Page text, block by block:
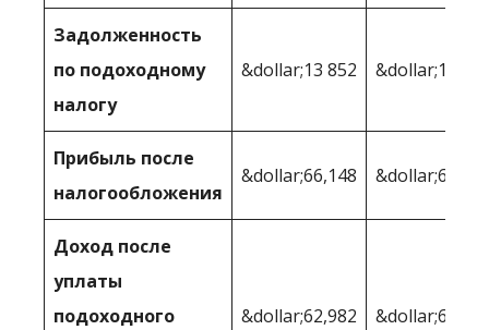
Задолженность
по подоходному
налогу
&dollar;13 852 &dollar;13
Прибыль после
налогообложения
&dollar;66,148
Доход после
уплаты
подоходного
&dollar;62,982